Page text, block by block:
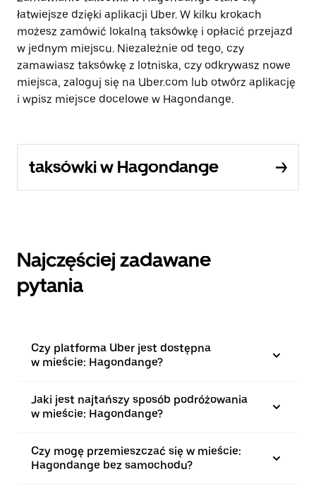
łatwiejsze dzięki aplikacji Uber. W kilku krokach
możesz zamówić lokalną taksówkę i opłacić przejazd
w jednym miejscu. Niezależnie od tego, czy
zamawiasz taksówkę z lotniska, czy odkrywasz nowe
miejsca, zaloguj się na Uber.com lub otwórz aplikację
i wpisz miejsce docelowe w Hagondange.
taksówki w Hagondange
Najczęściej zadawane
pytania
Czy platforma Uber jest dostępna
w mieście: Hagondange?
Jaki jest najtańszy sposób podróżowania
w mieście: Hagondange?
Czy mogę przemieszczać się w mieście:
Hagondange bez samochodu?